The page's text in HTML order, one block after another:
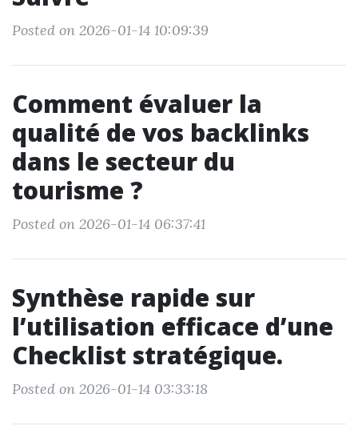
Posted on 2026-01-14 10:09:39
Comment évaluer la
qualité de vos backlinks
dans le secteur du
tourisme ?
Posted on 2026-01-14 06:37:41
Synthèse rapide sur
l’utilisation efficace d’une
Checklist stratégique.
Posted on 2026-01-14 03:33:18